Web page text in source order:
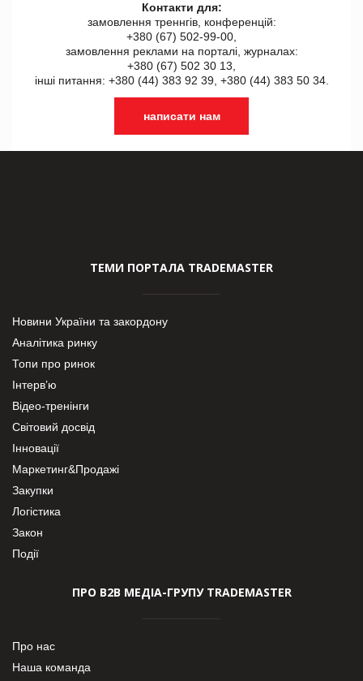
Контакти для:
замовлення треннгів, конференцій:
+380 (67) 502-99-00,
замовлення реклами на порталі, журналах:
+380 (67) 502 30 13,
інші питання: +380 (44) 383 92 39, +380 (44) 383 50 34.
написати нам
ТЕМИ ПОРТАЛА TRADEMASTER
Новини України та закордону
Аналітика ринку
Топи про ринок
Інтерв’ю
Відео-тренінги
Світовий досвід
Інновації
Маркетинг&Продажі
Закупки
Логістика
Закон
Події
ПРО В2В МЕДІА-ГРУПУ TRADEMASTER
Про нас
Наша команда